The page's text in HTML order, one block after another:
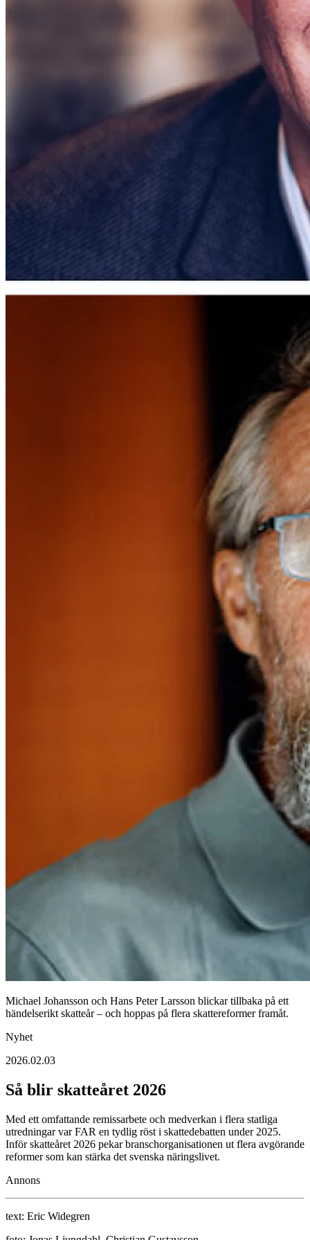
Michael Johansson och Hans Peter Larsson blickar tillbaka på ett
händelserikt skatteår – och hoppas på flera skattereformer framåt.
Nyhet
2026.02.03
Så blir skatteåret 2026
Med ett omfattande remissarbete och medverkan i flera statliga
utredningar var FAR en tydlig röst i skattedebatten under 2025.
Inför skatteåret 2026 pekar branschorganisationen ut flera avgörande
reformer som kan stärka det svenska näringslivet.
Annons
text: Eric Widegren